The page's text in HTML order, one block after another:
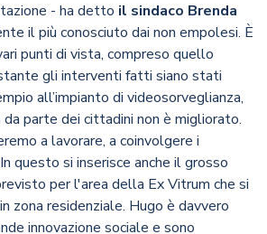
- ha detto il sindaco Brenda
il più conosciuto dai non empolesi. È
punti di vista, compreso quello
gli interventi fatti siano stati
all’impianto di videosorveglianza,
da parte dei cittadini non è migliorato.
a lavorare, a coinvolgere i
questo si inserisce anche il grosso
per l'area della Ex Vitrum che si
zona residenziale. Hugo è davvero
innovazione sociale e sono